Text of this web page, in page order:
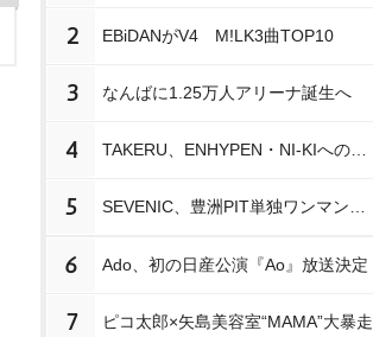
2 EBiDANがV4 M!LK3曲TOP10
3 なんばに1.25万人アリーナ誕生へ
4
5
6 Ado、初の日産公演『Ao』放送決定
7 ピコ太郎×矢島美容室“MAMA”大暴走